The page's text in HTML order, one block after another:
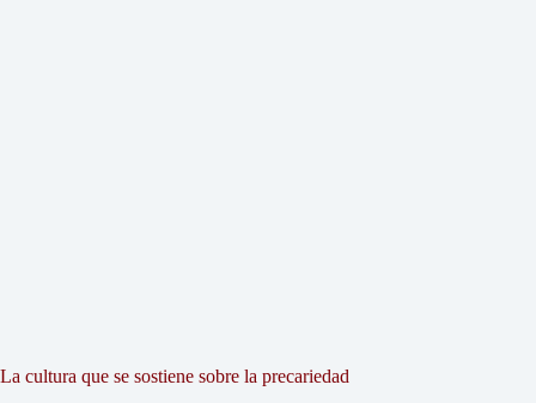
La cultura que se sostiene sobre la precariedad